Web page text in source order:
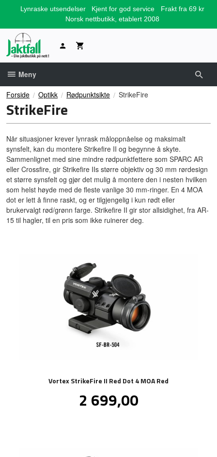
Lynraske utsendelser Kjent for god service
Frakt fra 69 kr
Norsk nettbutikk, etablert 2008
Meny
Forside Optikk Rødpunktsikte StrikeFire
StrikeFire
Når situasjoner krever lynrask måloppnåelse og maksimalt
synsfelt, kan du montere Strikefire II og begynne å skyte.
Sammenlignet med sine mindre rødpunktfettere som SPARC AR
eller Crossfire, gir Strikefire IIs større objektiv og 30 mm rørdesign
et større synsfelt og gjør det mulig å montere den i nesten hvilken
som helst høyde med de fleste vanlige 30 mm-ringer. En 4 MOA
dot er lett å finne raskt, og er tilgjengelig i kun rødt eller
brukervalgt rød/grønn farge. Strikefire II gir stor allsidighet, fra AR-
15 til hagler, til en pris som ikke ruinerer deg.
Vortex StrikeFire II Red Dot 4 MOA Red
Pris
2 699,00mva.